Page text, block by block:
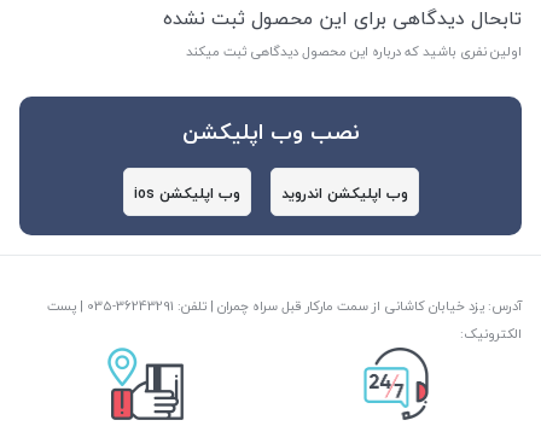
تابحال دیدگاهی برای این محصول ثبت نشده
اولین نفری باشید که درباره این محصول دیدگاهی ثبت میکند
نصب وب اپلیکشن
وب اپلیکشن اندروید وب اپلیکشن ios
آدرس: یزد خیابان کاشانی از سمت مارکار قبل سراه چمران | تلفن: ‎035-36243291 | پست
الکترونیک: